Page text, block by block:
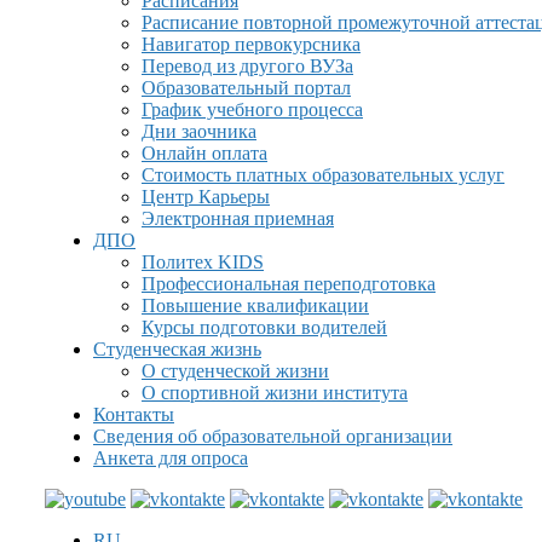
Расписание повторной промежуточной
Навигатор первокурсника
Перевод из другого ВУЗа
Образовательный портал
График учебного процесса
Дни заочника
Онлайн оплата
Стоимость платных образовательных услуг
Центр Карьеры
Электронная приемная
ДПО
Политех KIDS
Профессиональная переподготовка
Повышение квалификации
Курсы подготовки водителей
Студенческая жизнь
О студенческой жизни
О спортивной жизни института
Контакты
Сведения об образовательной организации
Анкета для опроса